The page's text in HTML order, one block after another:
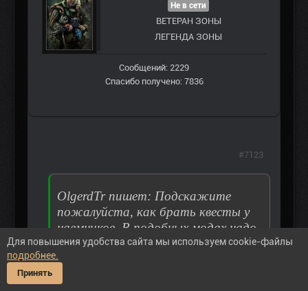
Не в сети
ВЕТЕРАН ЗOНЫ
ЛЕГЕНДА ЗОНЫ
Сообщений: 2229
Спасибо получено: 7836
OlgerdTr пишет: Подскажите
пожалуйста, как брать квесты у
наемников. В подобных модах надо
было освободить СБУшника, но
здесь такого задания нет. Костюм
#7123
Для повышения удобства сайта мы используем cookie-файлы
подробнее.
Принять